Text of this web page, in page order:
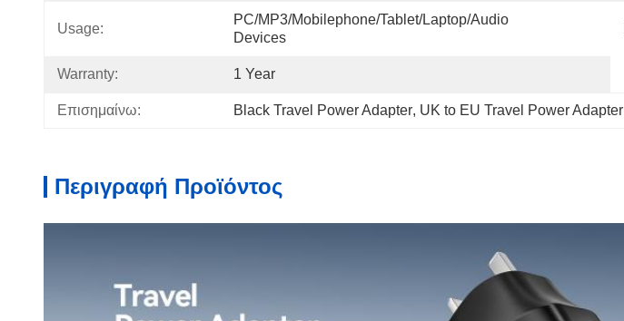
Usage:
PC/MP3/Mobilephone/Tablet/Laptop/Audio
Devices
Warranty: 1 Year
Επισημαίνω: Black Travel Power Adapter, UK to EU Travel Power Adapter
Περιγραφή Προϊόντος